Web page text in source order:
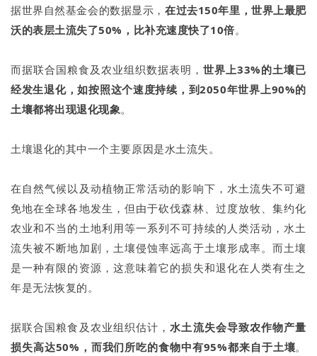
据世界自然基金会的数据显示，在过去150年里，世界上最肥
沃的表层土流失了50%，比补充速度快了10倍。
而据联合国粮食及农业组织数据表明，世界上33%的土壤已
经发生退化，如按照这个速度持续，到2050年世界上90%的
土壤都将出现退化现象。
土壤退化的其中一个主要原因是水土流失。
在自然气候以及动植物正常活动的影响下，水土流失不可避
免地在全球各地发生，但由于砍伐森林、过度放牧、集约化
农业和不当的土地利用等一系列不可持续的人类活动，水土
流失被不断地加剧，土壤侵蚀率远高于土壤形成率。而土壤
是一种有限的资源，这意味着它的损失和退化在人类有生之
年是无法恢复的。
据联合国粮食及农业组织估计， 水土流失会导致农作物产量
损失高达50%，而我们所吃的食物中有95%都来自于土壤。